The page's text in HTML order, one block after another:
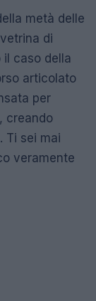
metà delle
di
il caso della
articolato
per
creando
Ti sei mai
veramente